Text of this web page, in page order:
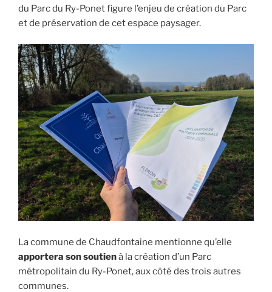
du Parc du Ry-Ponet figure l’enjeu de création du Parc
et de préservation de cet espace paysager.
La commune de Chaudfontaine mentionne qu’elle
apportera son soutienà la création d’un Parc
métropolitain du Ry-Ponet, aux côté des trois autres
communes.